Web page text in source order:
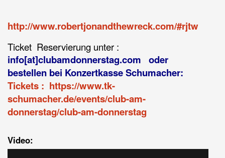
http://www.robertjonandthewreck.com/#rjtw
Ticket Reservierung unter :
info[at]clubamdonnerstag.com oder
bestellen bei Konzertkasse Schumacher:
Tickets : https://www.tk-
schumacher.de/events/club-am-
donnerstag/club-am-donnerstag
Video: